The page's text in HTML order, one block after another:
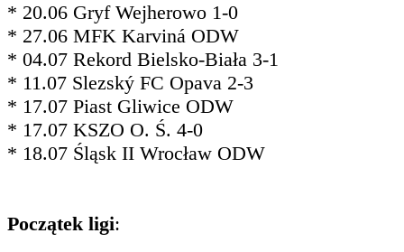
* 20.06 Gryf Wejherowo 1-0
* 27.06 MFK Karviná ODW
* 04.07 Rekord Bielsko-Biała 3-1
* 11.07 Slezský FC Opava 2-3
* 17.07 Piast Gliwice ODW
* 17.07 KSZO O. Ś. 4-0
* 18.07 Śląsk II Wrocław ODW
Początek ligi: